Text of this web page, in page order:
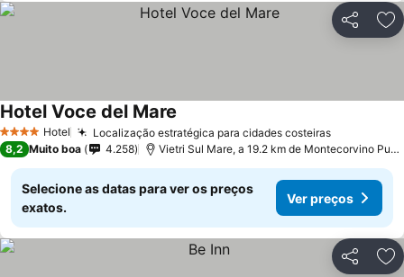
Partilhar
4 EstrelasHotel Localização estratégica para cidades costeirasVer preços
Hotel Voce del Mare
8,2 Muito boa 4.258 Vietri Sul Mare, a 19.2 km de Montecorvino
Selecione as datas para ver os preços
exatos.
Ver preços
Partilhar